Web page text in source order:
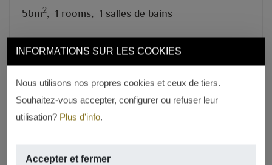
INFORMATIONS SUR LES COOKIES
Nous utilisons nos propres cookies et ceux de tiers.
Souhaitez-vous accepter, configurer ou refuser leur
utilisation? Plus d'info.
Accepter et fermer
56m2, 1 rooms, 1 salles de bains